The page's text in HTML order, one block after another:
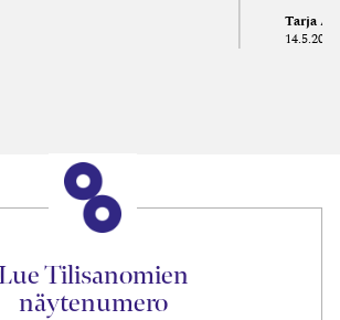
Tarja
14.5.2021
Lue Tilisanomien
näytenumero